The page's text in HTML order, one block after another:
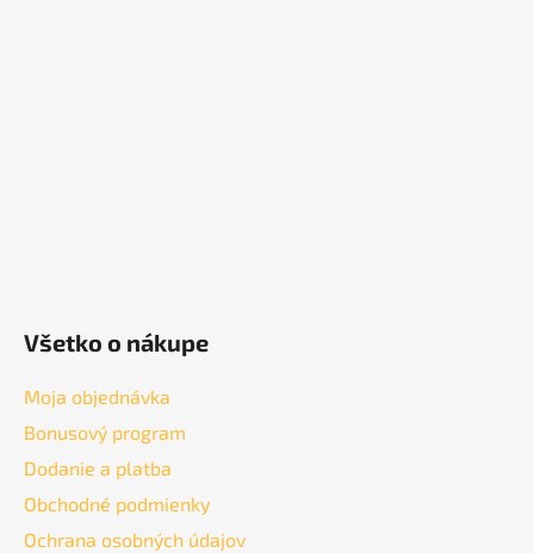
Všetko o nákupe
Moja objednávka
Bonusový program
Dodanie a platba
Obchodné podmienky
Ochrana osobných údajov